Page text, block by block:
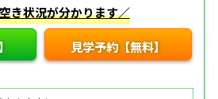
き状況が分かります／
見学予約【無料】